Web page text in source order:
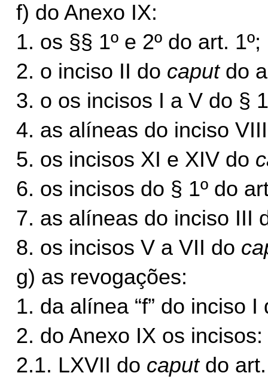
f) do Anexo IX:
1. os §§ 1º e 2º do art. 1º;
2. o inciso II do caputdo
3. o os incisos I a V do §
4. as alíneas do inciso
5. os incisos XI e XIV do
6. os incisos do § 1º do
7. as alíneas do inciso III
8. os incisos V a VII do
g) as revogações:
1. da alínea “f” do inciso
2. do Anexo IX os incisos:
2.1. LXVII do caputdo art.